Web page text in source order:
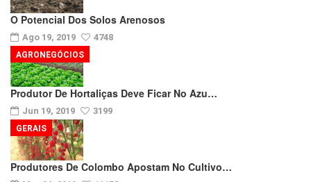
O Potencial Dos Solos Arenosos
Ago 19, 2019 4748
Produtor De Hortaliças Deve Ficar No Azu…
Jun 19, 2019 3199
AGRONEGÓCIOS
Produtores De Colombo Apostam No Cultivo…
GERAIS